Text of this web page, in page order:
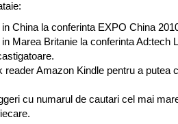
China la conferinta EXPO China
Marea Britanie la conferinta Ad:tech
Amazon Kindle pentru a putea
cu numarul de cautari cel mai